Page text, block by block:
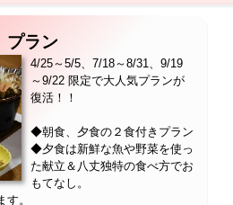
プラン
4/25～5/5、7/18～8/31、9/19
～9/22 限定で大人気プランが
復活！！
◆朝食、夕食の２食付きプラン
◆夕食は新鮮な魚や野菜を使っ
た献立＆八丈独特の食べ方でお
もてなし。
。